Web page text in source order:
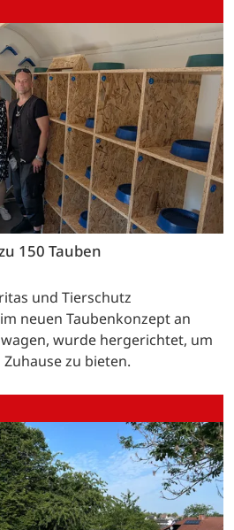
150 Tauben
und Tierschutz
neuen Taubenkonzept an
wurde hergerichtet, um
zu bieten.